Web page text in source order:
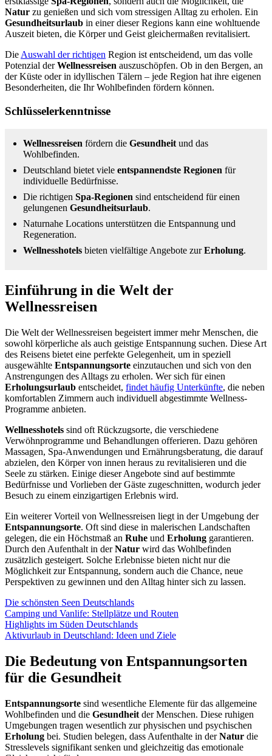
Natur zu genießen und sich vom stressigen Alltag zu erholen. Ein
Gesundheitsurlaub in einer dieser Regions kann eine wohltuende
Auszeit bieten, die Körper und Geist gleichermaßen revitalisiert.
Die Auswahl der richtigen Region ist entscheidend, um das volle
Potenzial derWellnessreisen auszuschöpfen. Ob in den Bergen, an
der Küste oder in idyllischen Tälern – jede Region hat ihre eigenen
Besonderheiten, die Ihr Wohlbefinden fördern können.
Schlüsselerkenntnisse
Wellnessreisen fördern die Gesundheit und das
Wohlbefinden.
Deutschland bietet viele entspannendste Regionen für
individuelle Bedürfnisse.
Die richtigen Spa-Regionen sind entscheidend für einen
gelungenen Gesundheitsurlaub.
Naturnahe Locations unterstützen die Entspannung und
Regeneration.
Wellnesshotels bieten vielfältige Angebote zurErholung.
Einführung in die Welt der
Wellnessreisen
Die Welt der Wellnessreisen begeistert immer mehr Menschen, die
sowohl körperliche als auch geistige Entspannung suchen. Diese Art
des Reisens bietet eine perfekte Gelegenheit, um in speziell
ausgewählte Entspannungsorte einzutauchen und sich von den
Anstrengungen des Alltags zu erholen. Wer sich für einen
Erholungsurlaub entscheidet, findet häufig Unterkünfte, die neben
komfortablen Zimmern auch individuell abgestimmte Wellness-
Programme anbieten.
Wellnesshotels sind oft Rückzugsorte, die verschiedene
Verwöhnprogramme und Behandlungen offerieren. Dazu gehören
Massagen, Spa-Anwendungen und Ernährungsberatung, die darauf
abzielen, den Körper von innen heraus zu revitalisieren und die
Seele zu stärken. Einige dieser Angebote sind auf bestimmte
Bedürfnisse und Vorlieben der Gäste zugeschnitten, wodurch jeder
Besuch zu einem einzigartigen Erlebnis wird.
Ein weiterer Vorteil von Wellnessreisen liegt in der Umgebung der
Entspannungsorte. Oft sind diese in malerischen Landschaften
gelegen, die ein Höchstmaß an Ruhe und Erholung garantieren.
Durch den Aufenthalt in derNatur wird das Wohlbefinden
zusätzlich gesteigert. Solche Erlebnisse bieten nicht nur die
Möglichkeit zur Entspannung, sondern auch die Chance, neue
Perspektiven zu gewinnen und den Alltag hinter sich zu lassen.
Die schönsten Seen Deutschlands
Camping und Vanlife: Stellplätze und Routen
Highlights im Süden Deutschlands
Aktivurlaub in Deutschland: Ideen und Ziele
Die Bedeutung von Entspannungsorten
für die Gesundheit
Entspannungsorte sind wesentliche Elemente für das allgemeine
Wohlbefinden und die Gesundheit der Menschen. Diese ruhigen
Umgebungen tragen wesentlich zur physischen und psychischen
Erholung bei. Studien belegen, dass Aufenthalte in derNatur die
Stresslevels signifikant senken und gleichzeitig das emotionale